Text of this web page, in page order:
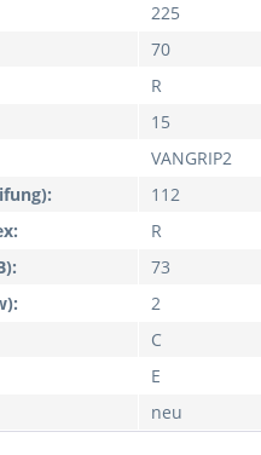
225
70
R
15
VANGRIP2
112
R
73
2
C
E
neu